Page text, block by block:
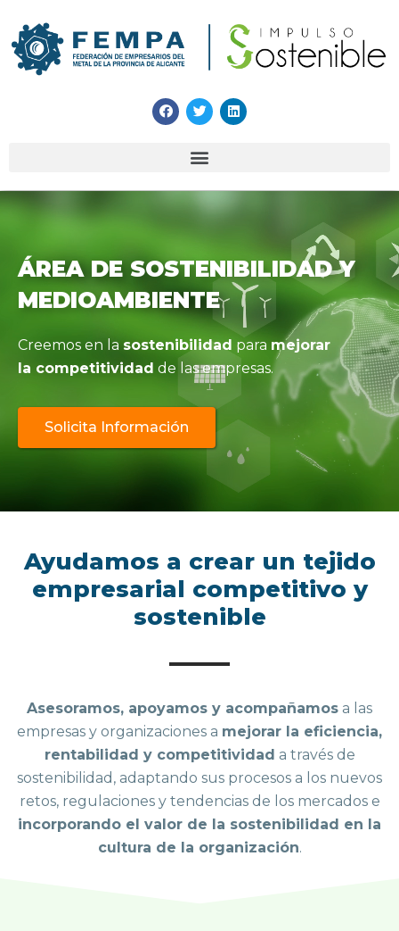
ÁREA DE SOSTENIBILIDAD Y
MEDIOAMBIENTE
Creemos en la sostenibilidad para mejorar
la competitividad de las empresas.
Solicita Información
Ayudamos a crear un tejido
empresarial competitivo y
sostenible
Asesoramos, apoyamos y acompañamos a las
empresas y organizaciones a mejorar la eficiencia,
rentabilidad y competitividad a través de
sostenibilidad, adaptando sus procesos a los nuevos
retos, regulaciones y tendencias de los mercados e
incorporando el valor de la sostenibilidad en la
cultura de la organización.